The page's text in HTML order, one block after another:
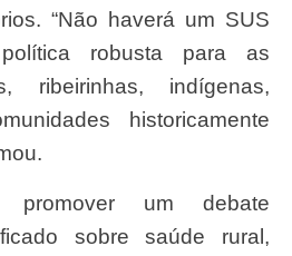
“Não haverá um SUS
robusta para as
ribeirinhas, indígenas,
historicamente
sobre saúde rural,